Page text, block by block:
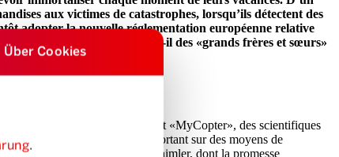
Über Cookies
.
aux victimes de catastrophes, lorsqu’ils détectent des
adopter la nouvelle réglementation européenne relative
Reste la question: qu’en est-il des «grands frères et sœurs»
Dans le cadre du projet «MyCopter», des scientifiques
engagées dans des projets portant sur des moyens de
Volocopter, filiale de Daimler, dont la promesse